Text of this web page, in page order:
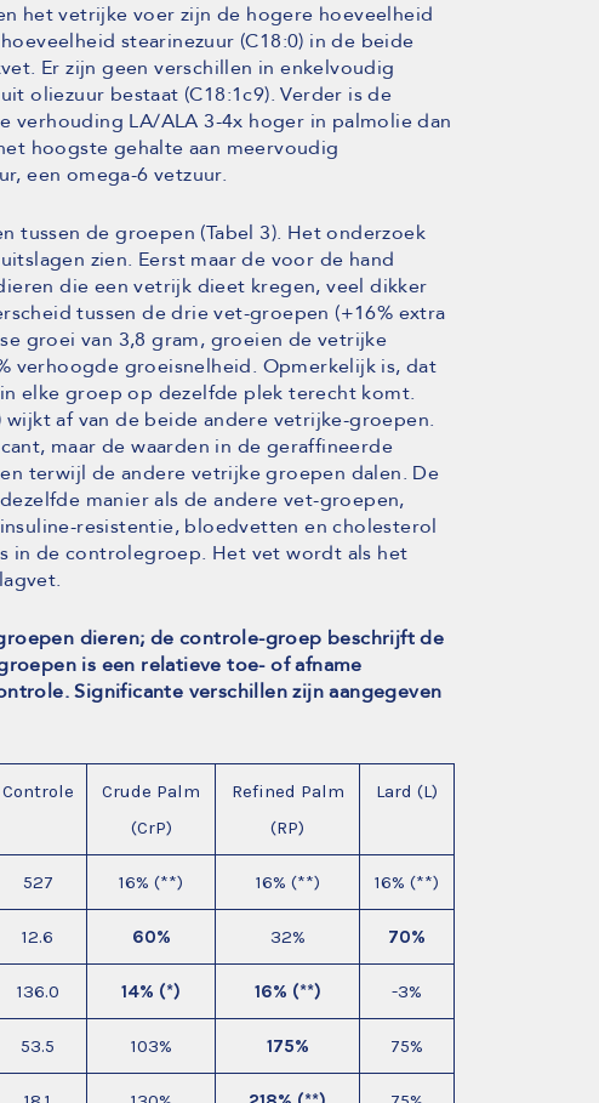
het vetrijke voer zijn de hogere hoeveelheid
stearinezuur (C18:0) in de beide
Er zijn geen verschillen in enkelvoudig
oliezuur bestaat (C18:1c9). Verder is de
verhouding LA/ALA 3-4x hoger in palmolie dan
hoogste gehalte aan meervoudig
een omega-6 vetzuur.
tussen de groepen (Tabel 3). Het onderzoek
zien. Eerst maar de voor de hand
die een vetrijk dieet kregen, veel dikker
tussen de drie vet-groepen (+16% extra
groei van 3,8 gram, groeien de vetrijke
verhoogde groeisnelheid. Opmerkelijk is, dat
elke groep op dezelfde plek terecht komt.
wijkt af van de beide andere vetrijke-groepen.
maar de waarden in de geraffineerde
terwijl de andere vetrijke groepen dalen. De
manier als de andere vet-groepen,
resistentie, bloedvetten en cholesterol
in de controlegroep. Het vet wordt als het
dieren; de controle-groep beschrijft de
is een relatieve toe- of afname
Significante verschillen zijn aangegeven
Controle
Crude Palm
(CrP)
Refined Palm
(RP)
Lard (L)
527 16% (**) 16% (**) 16% (**)
12.6 60% 32% 70%
136.0 14% (*) 16% (**) -3%
53.5 103% 175% 75%